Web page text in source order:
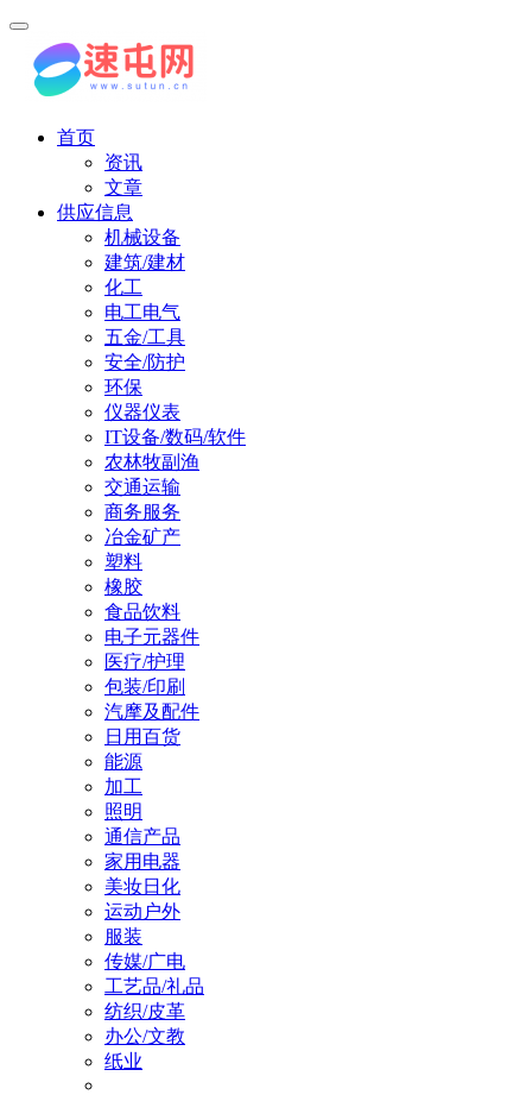
首页
资讯
文章
供应信息
机械设备
建筑/建材
化工
电工电气
五金/工具
安全/防护
环保
仪器仪表
IT设备/数码/软件
农林牧副渔
交通运输
商务服务
冶金矿产
塑料
橡胶
食品饮料
电子元器件
医疗/护理
包装/印刷
汽摩及配件
日用百货
能源
加工
照明
通信产品
家用电器
美妆日化
运动户外
服装
传媒/广电
工艺品/礼品
纺织/皮革
办公/文教
纸业